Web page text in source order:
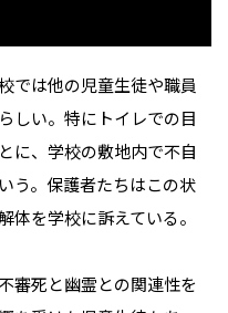
では他の児童生徒や職員
しい。特にトイレでの目
に、学校の敷地内で不自
う。保護者たちはこの状
体を学校に訴えている。
審死と幽霊との関連性を